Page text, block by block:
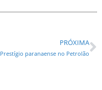
PRÓXIMA
Prestígio paranaense no Petrolão